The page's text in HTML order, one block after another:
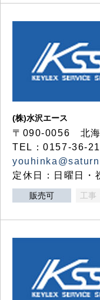
(株)水沢エース
〒090-0056 北海
TEL：0157-36-
定休日：日曜日・
販売可 工事